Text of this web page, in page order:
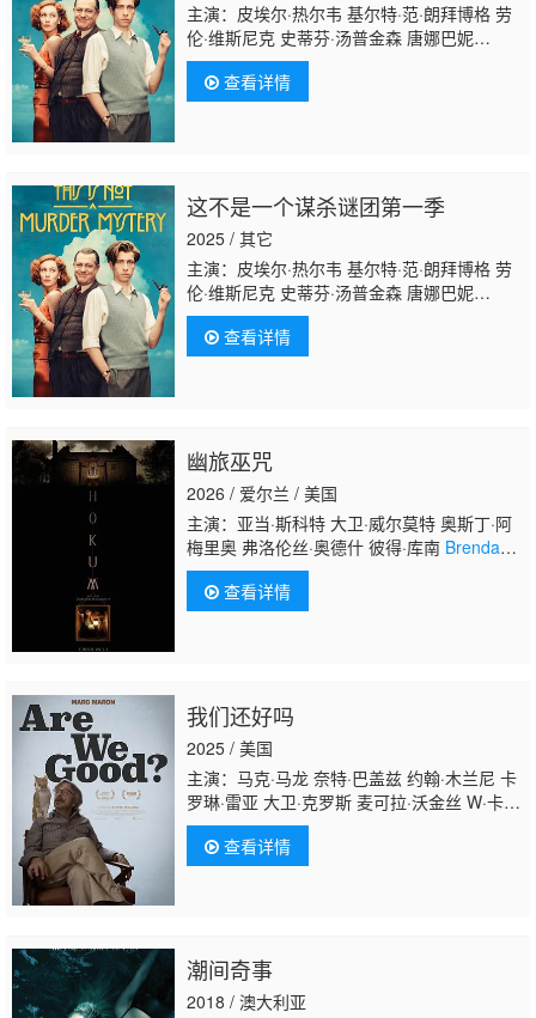
主演：皮埃尔·热尔韦 基尔特·范·朗拜博格 劳
伦·维斯尼克 史蒂芬·汤普金森 唐娜巴妮
亚 Jonathan Delaney Tynan Frank
Bourke 弗劳伦斯·霍尔 Iñaki Mur 里贾纳·比基
尼娜 迈克·奥夫曼 Oscar Louis Högström 奥
Butler 爱德华多·阿拉德罗
查看详情
这不是一个谋杀谜团第一季
2025 / 其它
主演：皮埃尔·热尔韦 基尔特·范·朗拜博格 劳
伦·维斯尼克 史蒂芬·汤普金森 唐娜巴妮
亚 Jonathan Delaney Tynan Frank Bourke 弗
劳伦斯·霍尔 Iñaki Mur 里贾纳·比基尼娜 迈克·
奥夫曼 Oscar Louis Högström 奥伊宾·麦金尼
查看详情
幽旅巫咒
2026 / 爱尔兰 / 美国
主演：亚当·斯科特 大卫·威尔莫特 奥斯丁·阿
梅里奥 弗洛伦丝·奥德什 彼得·库南 Brendan
Conroy 迈克尔·帕特里克 威尔·奥康纳 Sioux
Carroll Ezra Carlisle Siox C Mallory Adams
查看详情
我们还好吗
2025 / 美国
主演：马克·马龙 奈特·巴盖兹 约翰·木兰尼 卡
罗琳·雷亚 大卫·克罗斯 麦可拉·沃金丝 W·卡茂
·贝尔 Laurie Kilmartin Sam Lipsyte Brendan
McDonald 加里·古尔曼 杰西卡·柯森
查看详情
潮间奇事
2018 / 澳大利亚